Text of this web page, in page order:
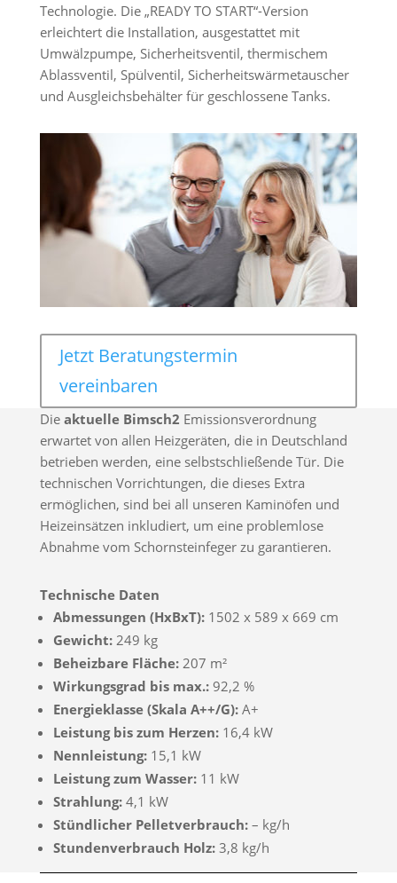
Technologie. Die „READY TO START“-Version
erleichtert die Installation, ausgestattet mit
Umwälzpumpe, Sicherheitsventil, thermischem
Ablassventil, Spülventil, Sicherheitswärmetauscher
und Ausgleichsbehälter für geschlossene Tanks.
Jetzt Beratungstermin
vereinbaren
Die aktuelle Bimsch2 Emissionsverordnung
erwartet von allen Heizgeräten, die in Deutschland
betrieben werden, eine selbstschließende Tür. Die
technischen Vorrichtungen, die dieses Extra
ermöglichen, sind bei all unseren Kaminöfen und
Heizeinsätzen inkludiert, um eine problemlose
Abnahme vom Schornsteinfeger zu garantieren.
Technische Daten
Abmessungen (HxBxT):1502 x 589 x 669 cm
Gewicht:249 kg
Beheizbare Fläche:207 m²
Wirkungsgrad bis max.:92,2 %
Energieklasse (Skala A++/G):A+
Leistung bis zum Herzen:16,4 kW
Nennleistung:15,1 kW
Leistung zum Wasser:11 kW
Strahlung:4,1 kW
Stündlicher Pelletverbrauch:– kg/h
Stundenverbrauch Holz:3,8 kg/h